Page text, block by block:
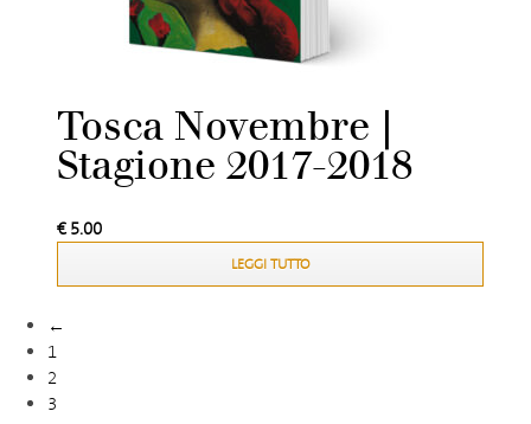
Tosca Novembre |
Stagione 2017-2018
€5.00
LEGGI TUTTO
←
1
2
3